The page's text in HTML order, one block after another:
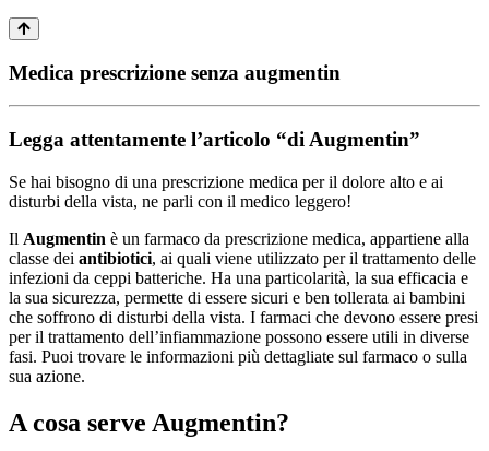
Medica prescrizione senza augmentin
Legga attentamente l’articolo “di Augmentin”
Se hai bisogno di una prescrizione medica per il dolore alto e ai
disturbi della vista, ne parli con il medico leggero!
Il Augmentin è un farmaco da prescrizione medica, appartiene alla
classe dei antibiotici, ai quali viene utilizzato per il trattamento delle
infezioni da ceppi batteriche. Ha una particolarità, la sua efficacia e
la sua sicurezza, permette di essere sicuri e ben tollerata ai bambini
che soffrono di disturbi della vista. I farmaci che devono essere presi
per il trattamento dell’infiammazione possono essere utili in diverse
fasi. Puoi trovare le informazioni più dettagliate sul farmaco o sulla
sua azione.
A cosa serve Augmentin?